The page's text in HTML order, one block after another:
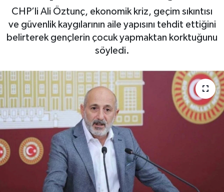
CHP’li Ali Öztunç, ekonomik kriz, geçim sıkıntısı
ve güvenlik kaygılarının aile yapısını tehdit ettiğini
belirterek gençlerin çocuk yapmaktan korktuğunu
söyledi.
Haberde İnsan
Kültür Sanat
Magazin
Manşet Altı
Manşetler
Resmi İlan
Sağlık